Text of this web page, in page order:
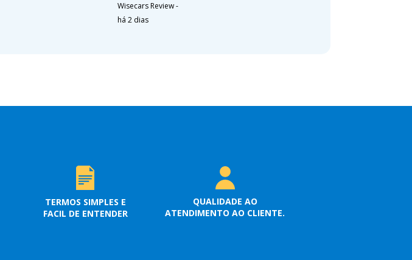
Wisecars Review-
há 2 dias
TERMOS SIMPLES E
FACIL DE ENTENDER
QUALIDADE AO
ATENDIMENTO AO CLIENTE.